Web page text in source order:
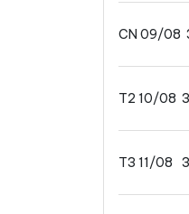
CN 09/08
T2 10/08
T3 11/08